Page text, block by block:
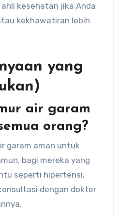
kesehatan jika Anda
kekhawatiran lebih
yang
air garam
orang?
garam aman untuk
bagi mereka yang
seperti hipertensi,
dengan dokter